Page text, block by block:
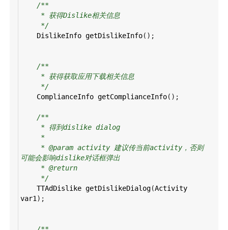
/**
* 获得Dislike相关信息
*/
DislikeInfo getDislikeInfo();
/**
* 获得获取应用下载相关信息
*/
ComplianceInfo getComplianceInfo();
/**
* 得到dislike dialog
*
* @param activity 建议传当前activity，否则
可能会影响dislike对话框弹出
* @return
*/
TTAdDislike getDislikeDialog(Activity
var1 );